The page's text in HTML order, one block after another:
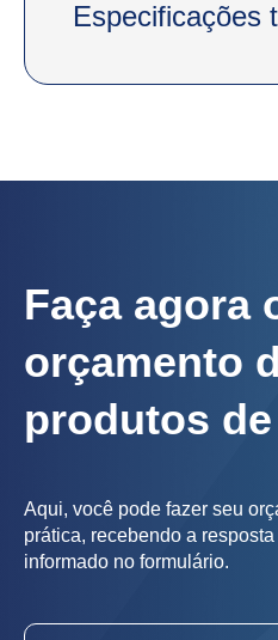
Especificações
Faça agora
orçamento
produtos
Aqui, você pode fazer seu
prática, recebendo a
informado no formulário.